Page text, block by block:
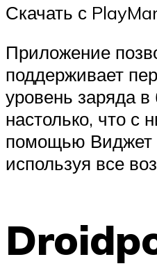
Скачать с
Приложение
поддерживает
уровень заряда
настолько, что с
помощью Виджет
используя все